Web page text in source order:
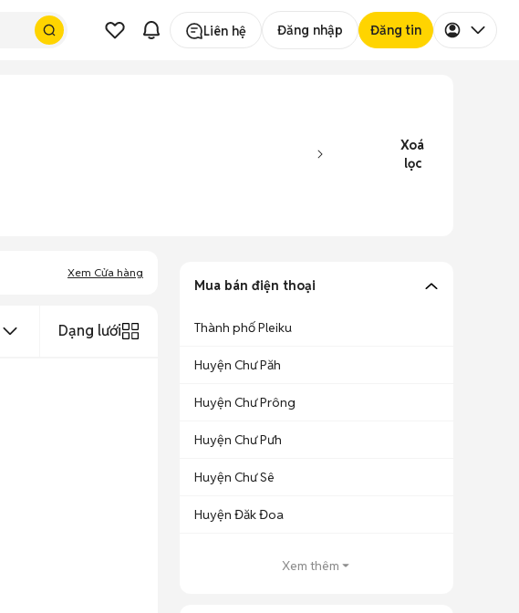
Liên hệ Đăng nhập Đăng tin
Xoá
lọc
Xem Cửa hàng
Dạng lưới
Mua bán điện thoại
Thành phố Pleiku
Huyện Chư Păh
Huyện Chư Prông
Huyện Chư Pưh
Huyện Chư Sê
Huyện Đăk Đoa
Xem thêm